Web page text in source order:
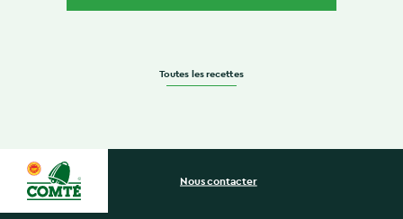
Toutes les recettes
Nous contacter